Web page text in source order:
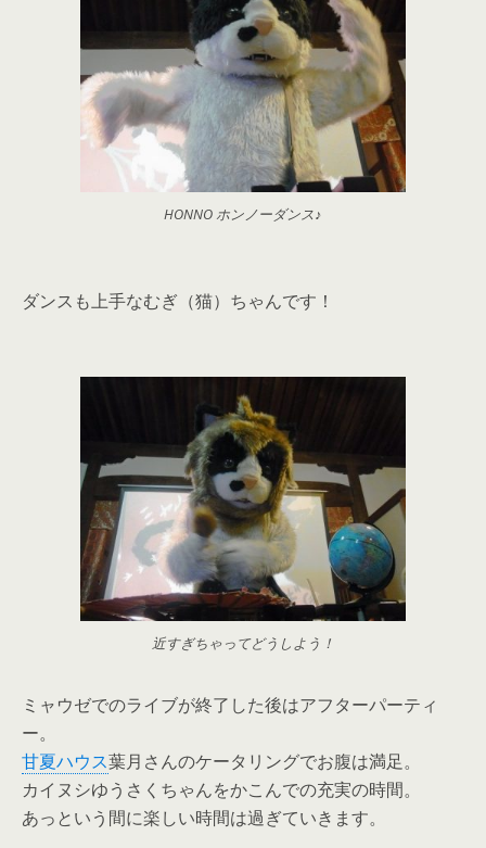
HONNO ホンノーダンス♪
ダンスも上手なむぎ（猫）ちゃんです！
近すぎちゃってどうしよう！
ミャウゼでのライブが終了した後はアフターパーティ
ー。
甘夏ハウス葉月さんのケータリングでお腹は満足。
カイヌシゆうさくちゃんをかこんでの充実の時間。
あっという間に楽しい時間は過ぎていきます。